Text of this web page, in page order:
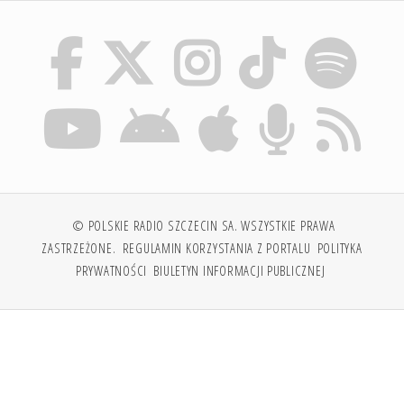
© POLSKIE RADIO SZCZECIN SA. WSZYSTKIE PRAWA
ZASTRZEŻONE. REGULAMIN KORZYSTANIA Z PORTALU POLITYKA
PRYWATNOŚCI BIULETYN INFORMACJI PUBLICZNEJ